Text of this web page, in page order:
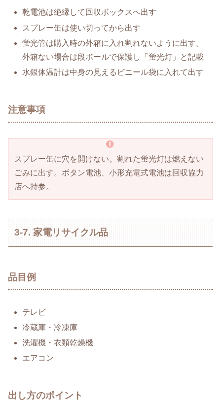
乾電池は絶縁して回収ボックスへ出す
スプレー缶は使い切ってから出す
蛍光管は購入時の外箱に入れ割れないように出す。
外箱ない場合は段ボールで保護し「蛍光灯」と記載
水銀体温計は中身の見えるビニール袋に入れて出す
注意事項
スプレー缶に穴を開けない。割れた蛍光灯は燃えない
ごみに出す。ボタン電池、小形充電式電池は回収協力
店へ持参。
3-7. 家電リサイクル品
品目例
テレビ
冷蔵庫・冷凍庫
洗濯機・衣類乾燥機
エアコン
出し方のポイント